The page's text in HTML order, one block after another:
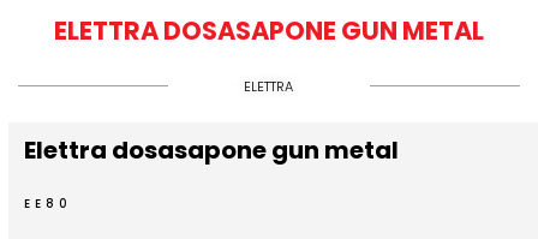
ELETTRA DOSASAPONE GUN METAL
ELETTRA
Elettra dosasapone gun metal
EE80